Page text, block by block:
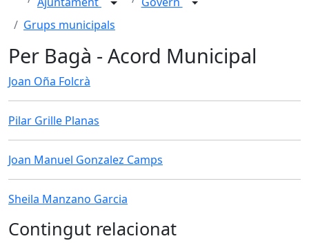
Grups municipals
Per Bagà - Acord Municipal
Joan Oña Folcrà
Pilar Grille Planas
Joan Manuel Gonzalez Camps
Sheila Manzano Garcia
Contingut relacionat